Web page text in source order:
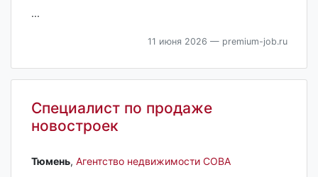
...
11 июня 2026 — premium-job.ru
Специалист по продаже
новостроек
Тюмень‎, Агентство недвижимости СОВА